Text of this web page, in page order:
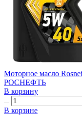
Моторное масло
РОСНЕФТЬ
В корзину
В корзине